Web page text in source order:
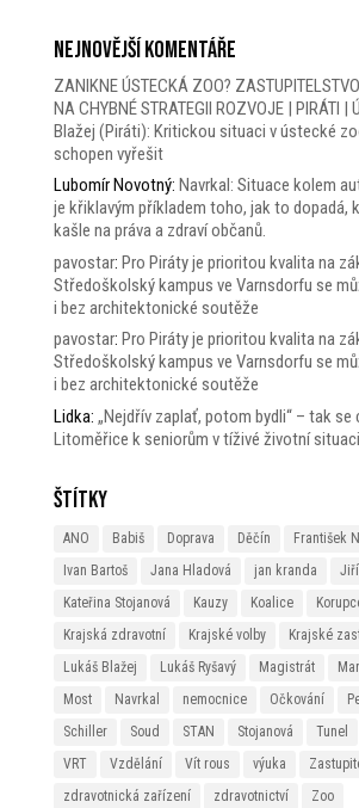
Nejnovější komentáře
ZANIKNE ÚSTECKÁ ZOO?
NA CHYBNÉ STRATEGII ROZVOJE | PIRÁTI |
Blažej (Piráti): Kritickou situaci v ústecké
schopen vyřešit
Lubomír Novotný: Navrkal: Situace kolem
je křiklavým příkladem toho, jak to dopadá,
kašle na práva a zdraví občanů.
pavostar: Pro Piráty je prioritou kvalita na
Středoškolský kampus ve Varnsdorfu se
i bez architektonické soutěže
pavostar: Pro Piráty je prioritou kvalita na
Středoškolský kampus ve Varnsdorfu se
i bez architektonické soutěže
Lidka: „Nejdřív zaplať, potom bydli“ – tak se
Litoměřice k seniorům v tíživé životní situaci.
Štítky
ANO Babiš Doprava Děčín
František
Ivan Bartoš
Jana Hladová jan kranda
Kateřina Stojanová
Kauzy Koalice
Krajská zdravotní
Krajské volby
Krajské
Lukáš Blažej
Lukáš Ryšavý Magistrát
Most
Navrkal nemocnice Očkování
Schiller
Soud STAN Stojanová Tunel
VRT
Vzdělání Vít rous výuka
zdravotnická zařízení
zdravotnictví
Zoo